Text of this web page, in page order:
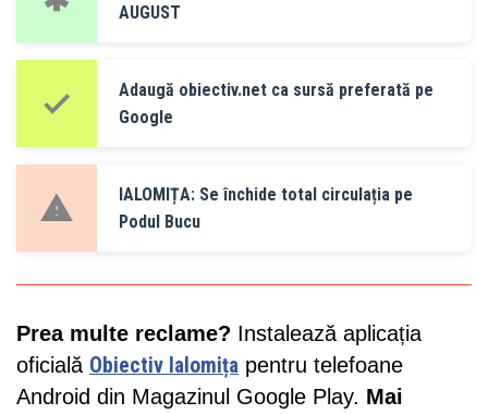
AUGUST
Adaugă obiectiv.net ca sursă preferată pe
Google
IALOMIȚA: Se închide total circulația pe
Podul Bucu
Prea multe reclame? Instalează aplicația
oficială Obiectiv Ialomița pentru telefoane
Android din Magazinul Google Play. Mai